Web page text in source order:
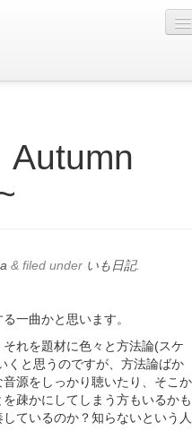
Autumn
& filed under いも日記.
一曲かと思います。
れを題材に色々と方法論(スケ
くと思うのですが、方法論ばか
源をしっかり聴いたり、そこか
疎かにしてしまう方もいるかも
ているのか？知らないという人